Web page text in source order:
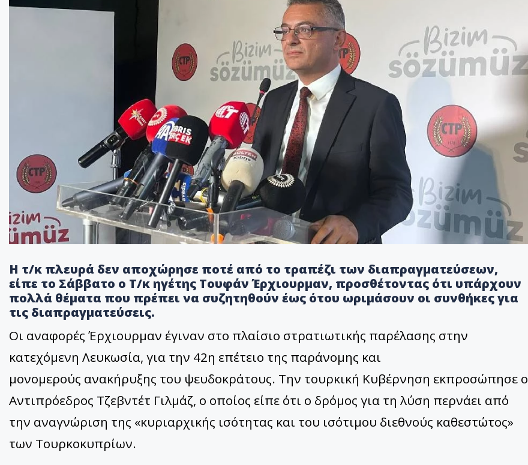
Η τ/κ πλευρά δεν αποχώρησε ποτέ από το τραπέζι των διαπραγματεύσεων,
είπε το Σάββατο ο Τ/κ ηγέτης Τουφάν Έρχιουρμαν, προσθέτοντας ότι υπάρχουν
πολλά θέματα που πρέπει να συζητηθούν έως ότου ωριμάσουν οι συνθήκες για
τις διαπραγματεύσεις.
Οι αναφορές Έρχιουρμαν έγιναν στο πλαίσιο στρατιωτικής παρέλασης στην
κατεχόμενη Λευκωσία, για την 42η επέτειο της παράνομης και
μονομερούς ανακήρυξης του ψευδοκράτους. Την τουρκική Κυβέρνηση εκπροσώπησε ο
Αντιπρόεδρος Τζεβντέτ Γιλμάζ, ο οποίος είπε ότι ο δρόμος για τη λύση περνάει από
την αναγνώριση της «κυριαρχικής ισότητας και του ισότιμου διεθνούς καθεστώτος»
των Τουρκοκυπρίων.